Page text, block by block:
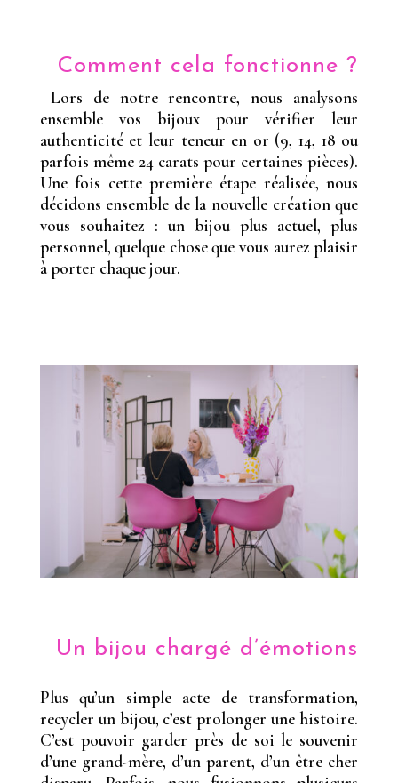
Comment cela fonctionne ?
Lors de notre rencontre, nous analysons
ensemble vos bijoux pour vérifier leur
authenticité et leur teneur en or (9, 14, 18 ou
parfois même 24 carats pour certaines pièces).
Une fois cette première étape réalisée, nous
décidons ensemble de la nouvelle création que
vous souhaitez : un bijou plus actuel, plus
personnel, quelque chose que vous aurez plaisir
à porter chaque jour.
Un bijou chargé d’émotions
Plus qu’un simple acte de transformation,
recycler un bijou, c’est prolonger une histoire.
C’est pouvoir garder près de soi le souvenir
d’une grand-mère, d’un parent, d’un être cher